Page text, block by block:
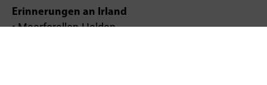
Erinnerungen an Irland
• Meerforellen-Helden